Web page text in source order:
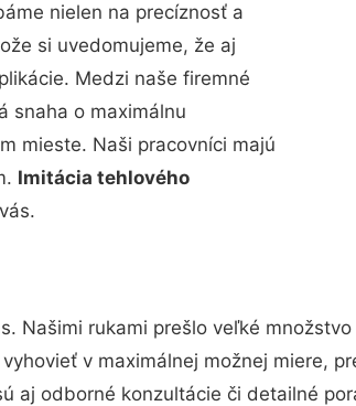
nielen na precíznosť a
si uvedomujeme, že aj
Medzi naše firemné
snaha o maximálnu
mieste. Naši pracovníci majú
Imitácia tehlového
Našimi rukami prešlo veľké
v maximálnej možnej miere,
aj odborné konzultácie či detailné